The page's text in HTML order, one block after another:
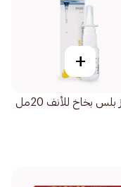
+
بلس بخاخ للأنف 20مل